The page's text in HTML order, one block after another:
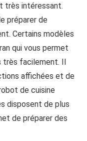
très intéressant.
préparer de
Certains modèles
qui vous permet
très facilement. Il
affichées et de
de cuisine
disposent de plus
de préparer des